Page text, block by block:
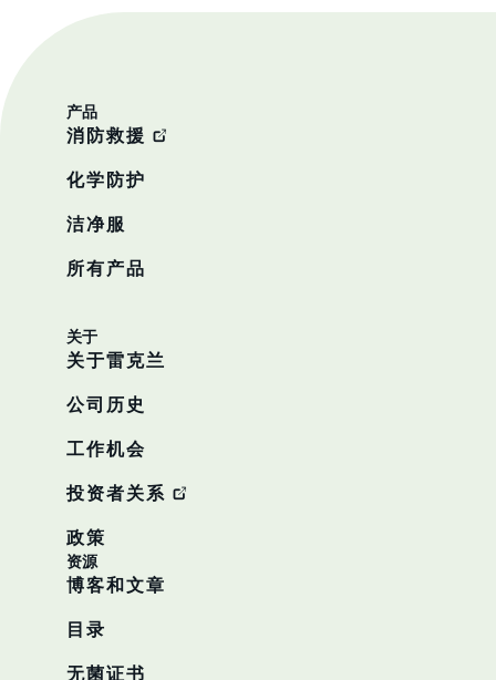
产品
消防救援
化学防护
洁净服
所有产品
关于
关于雷克兰
公司历史
工作机会
投资者关系
政策
资源
博客和文章
目录
无菌证书